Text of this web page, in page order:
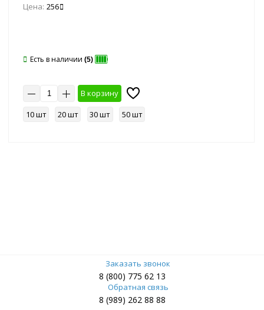
Цена: 256
Есть в наличии (5)
В корзину
10 шт
20 шт 30 шт 50 шт
Заказать звонок
8 (800) 775 62 13
Обратная связь
8 (989) 262 88 88